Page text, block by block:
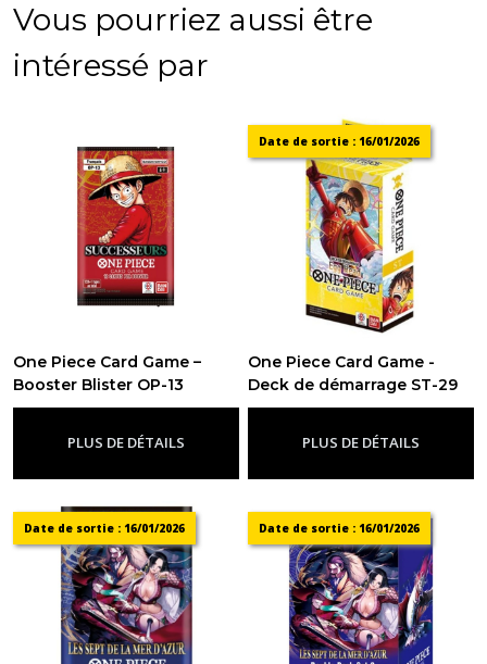
Vous pourriez aussi être
intéressé par
One Piece Card Game –
Booster Blister OP-13
Successeurs (1 Pack) – FR
PLUS DE DÉTAILS
Date de sortie : 16/01/2026
One Piece Card Game -
Deck de démarrage ST-29
EggHead - FR-Decks
PLUS DE DÉTAILS
Date de sortie : 16/01/2026 Date de sortie : 16/01/2026